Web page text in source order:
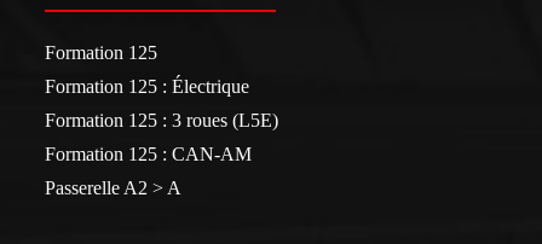
Formation 125
Formation 125 : Électrique
Formation 125 : 3 roues (L5E)
Formation 125 : CAN-AM
Passerelle A2 > A